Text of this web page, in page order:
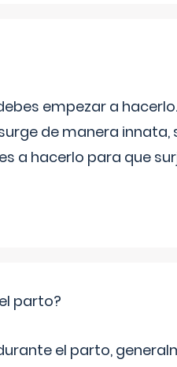
empezar a
de manera innata,
a hacerlo para que
parto?
el parto,